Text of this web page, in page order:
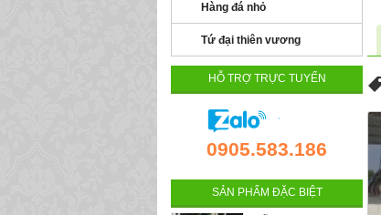
Hàng đá nhỏ
Tứ đại thiên vương
HỖ TRỢ TRỰC TUYẾN
0905.583.186
SẢN PHẨM ĐẶC BIỆT